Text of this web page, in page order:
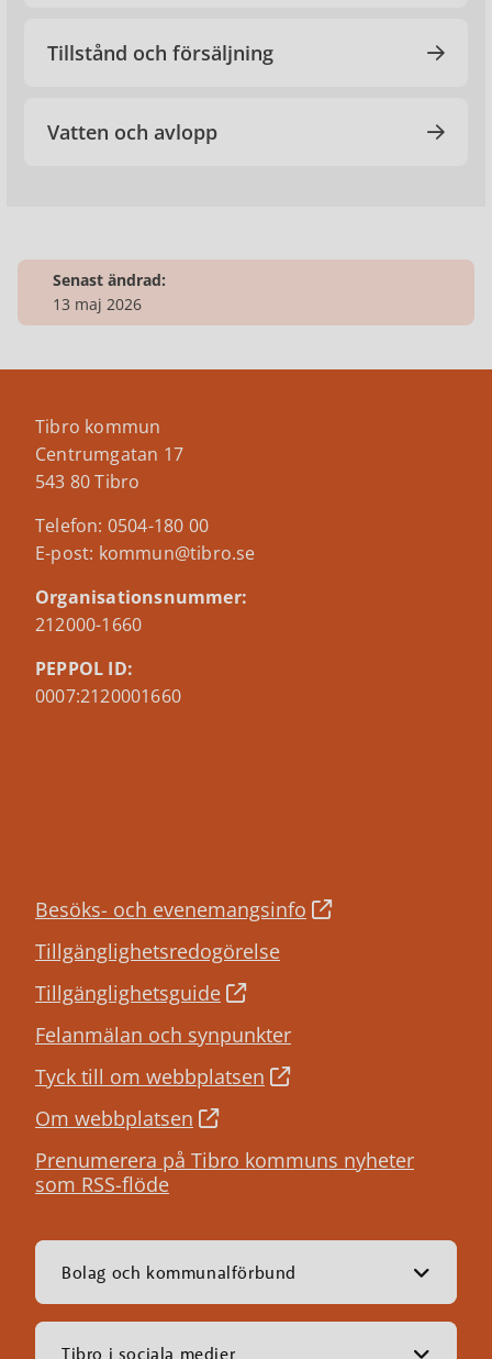
Tillstånd och försäljning
Vatten och avlopp
Senast ändrad:
13 maj 2026
Tibro kommun
Centrumgatan 17
543 80 Tibro
Telefon: 0504-180 00
E-post: kommun@tibro.se
Organisationsnummer:
212000-1660
PEPPOL ID:
0007:2120001660
Besöks- och evenemangsinfo
Tillgänglighetsredogörelse
Tillgänglighetsguide
Felanmälan och synpunkter
Tyck till om webbplatsen
Om webbplatsen
Prenumerera på Tibro kommuns nyheter
som RSS-flöde
Bolag och kommunalförbund